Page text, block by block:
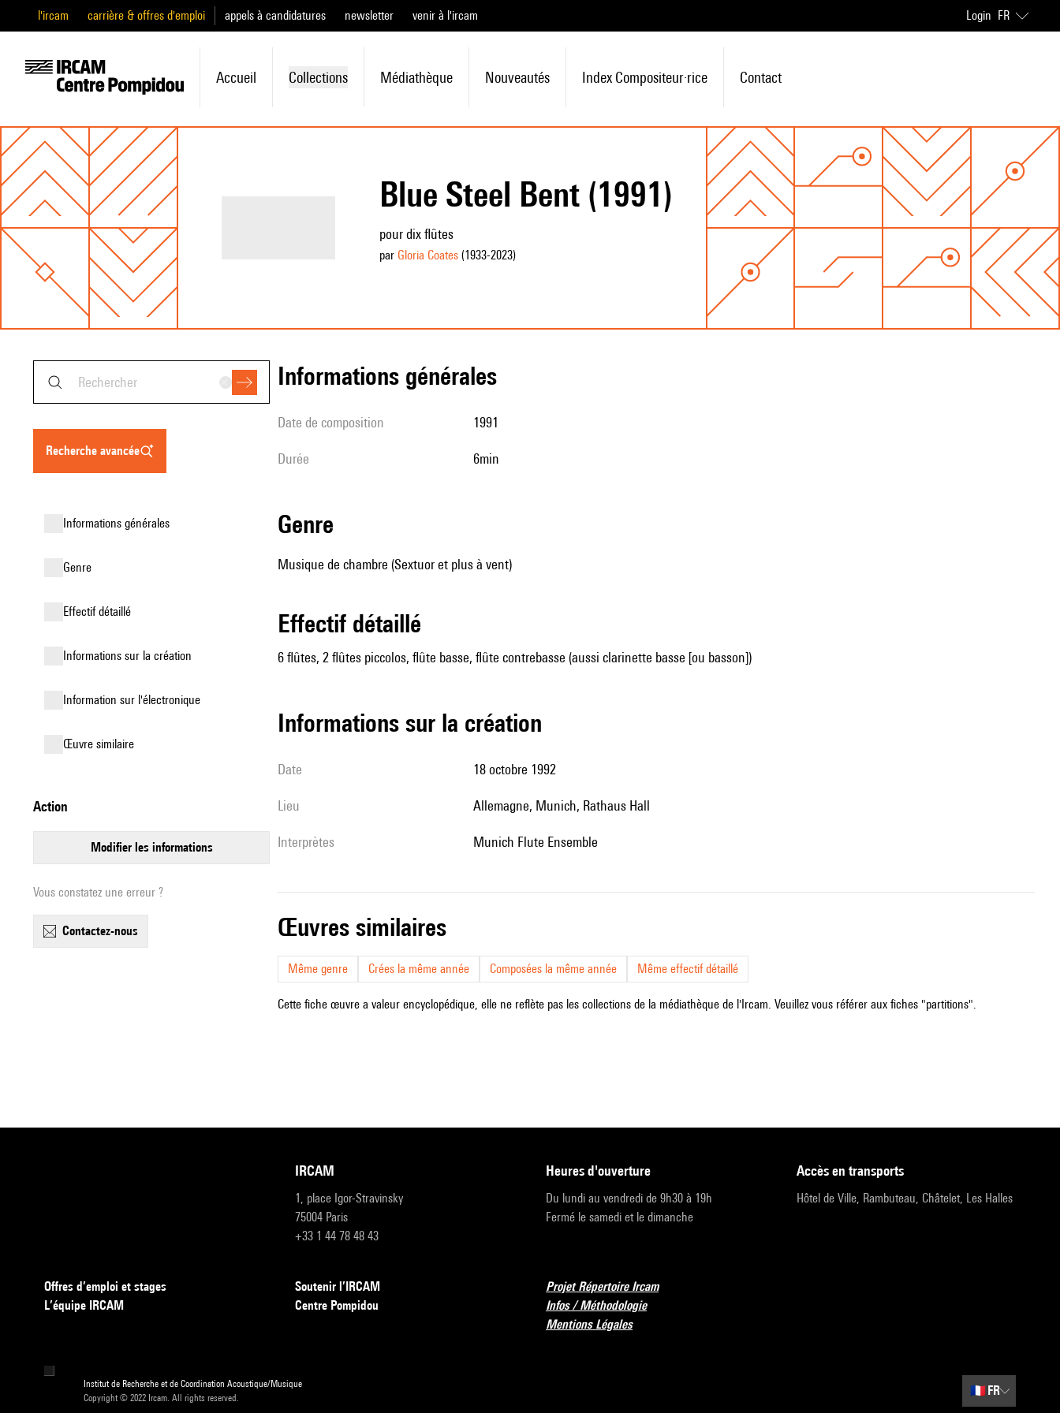
l'ircam carrière & offres d'emploi appels à candidatures newsletter venir à l'ircam Login FR
Accueil Collections Médiathèque Nouveautés Index Compositeur·rice Contact
Blue Steel Bent (1991)
pour dix flûtes
par Gloria Coates(1933-2023)
recherche avancée
informations générales
genre
effectif détaillé
informations sur la création
Information sur l'électronique
œuvre similaire
action
modifier les informations
Vous constatez une erreur ?
contactez-nous
informations générales
date de composition 1991
durée 6min
genre
Musique de chambre (Sextuor et plus à vent)
effectif détaillé
6 flûtes, 2 flûtes piccolos, flûte basse, flûte contrebasse (aussi clarinette basse [ou basson])
informations sur la création
date 18 octobre 1992
lieu Allemagne, Munich, Rathaus Hall
interprètes Munich Flute Ensemble
œuvres similaires
Même genre Crées la même année Composées la même année Même effectif détaillé
Cette fiche œuvre a valeur encyclopédique, elle ne reflète pas les collections de la médiathèque de l'Ircam. Veuillez vous référer aux fiches "partitions".
IRCAM
1, place Igor-Stravinsky
75004 Paris
+33 1 44 78 48 43
heures d'ouverture
Du lundi au vendredi de 9h30 à 19h
Fermé le samedi et le dimanche
accès en transports
Hôtel de Ville, Rambuteau, Châtelet, Les Halles
Offres d’emploi et stages
L’équipe IRCAM
Soutenir l’IRCAM
Centre Pompidou
Projet Répertoire Ircam
Infos / Méthodologie
Mentions Légales
Institut de Recherche et de Coordination Acoustique/Musique
Copyright © 2022 Ircam. All rights reserved.
🇫🇷 FR